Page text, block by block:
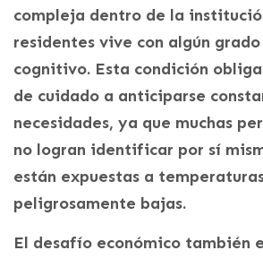
compleja dentro de la
residentes vive con algún
cognitivo. Esta condición
de cuidado a anticiparse
necesidades, ya que muchas
no logran identificar por sí
están expuestas a
peligrosamente bajas.
El desafío económico también